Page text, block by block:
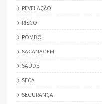
REVELAÇÃO
RISCO
ROMBO
SACANAGEM
SAÚDE
SECA
SEGURANÇA